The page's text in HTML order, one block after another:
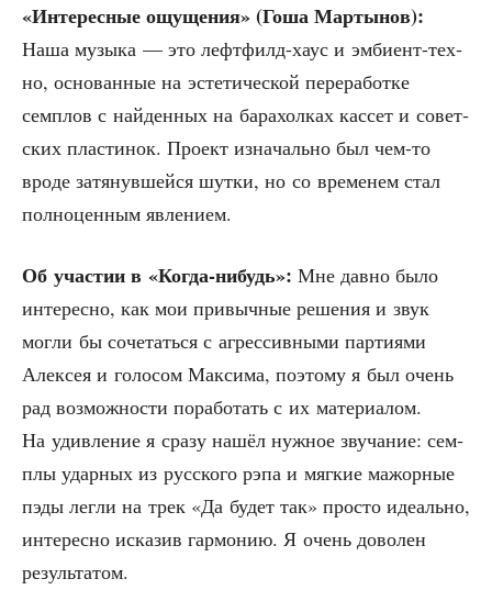
«Инте­рес­ные ощу­ще­ния» (Гоша Мар­ты­нов):
Наша музы­ка — это лефт­филд-хаус и эмби­ент-тех­
но, осно­ван­ные на эсте­ти­че­ской пере­ра­бот­ке
семплов с най­ден­ных на бара­хол­ках кас­сет и совет­
ских пла­сти­нок. Про­ект изна­чаль­но был чем-то
вро­де затя­нув­шей­ся шут­ки, но со вре­ме­нем стал
пол­но­цен­ным явлением.
Об уча­стии в «Когда-нибудь»: Мне дав­но было
инте­рес­но, как мои при­выч­ные реше­ния и звук
мог­ли бы соче­тать­ся с агрес­сив­ны­ми пар­ти­я­ми
Алек­сея и голо­сом Мак­си­ма, поэто­му я был очень
рад воз­мож­но­сти пора­бо­тать с их мате­ри­а­лом.
На удив­ле­ние я сра­зу нашёл нуж­ное зву­ча­ние: сем­
плы удар­ных из рус­ско­го рэпа и мяг­кие мажор­ные
пэды лег­ли на трек «Да будет так» про­сто иде­аль­но,
инте­рес­но иска­зив гар­мо­нию. Я очень дово­лен
результатом.